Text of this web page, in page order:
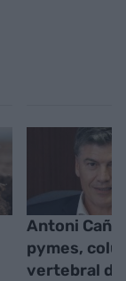
Antoni
pymes,
vertebral de